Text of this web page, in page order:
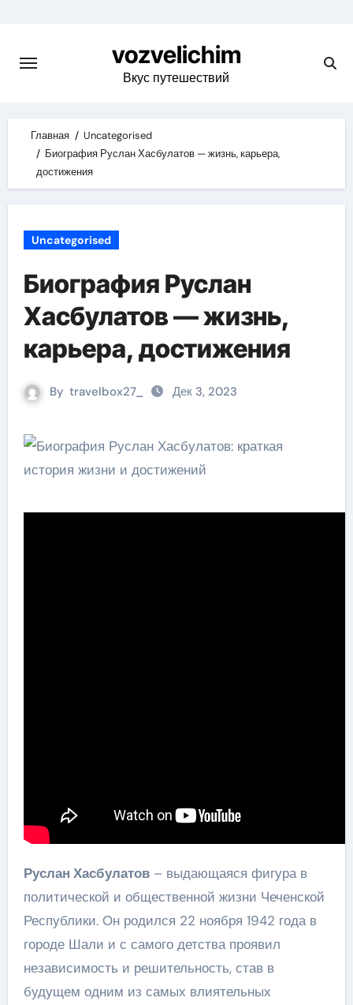
content
vozvelichim
Вкус путешествий
Главная
Uncategorised
Биография Руслан Хасбулатов — жизнь, карьера,
достижения
Uncategorised
Биография Руслан
Хасбулатов — жизнь,
карьера, достижения
By travelbox27_ Дек 3, 2023
Руслан Хасбулатов– выдающаяся фигура в
политической и общественной жизни Чеченской
Республики. Он родился 22 ноября 1942 года в
городе Шали и с самого детства проявил
независимость и решительность, став в
будущем одним из самых влиятельных